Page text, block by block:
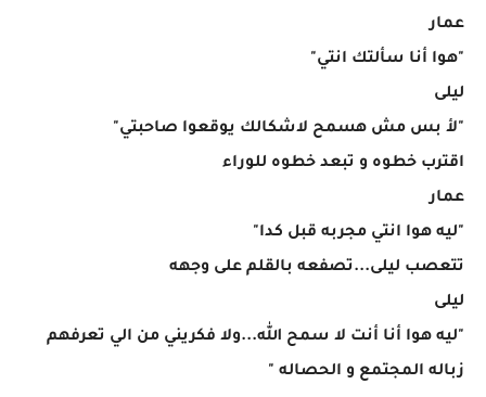
عمار
"هوا أنا سألتك انتي"
ليلى
"لأ بس مش هسمح لاشكالك يوقعوا صاحبتي"
اقترب خطوه و تبعد خطوه للوراء
عمار
"ليه هوا انتي مجربه قبل كدا"
تتعصب ليلى...تصفعه بالقلم على وجهه
ليلى
"ليه هوا أنا أنت لا سمح الله...ولا فكريني من الي تعرفهم
زباله المجتمع و الحصاله "